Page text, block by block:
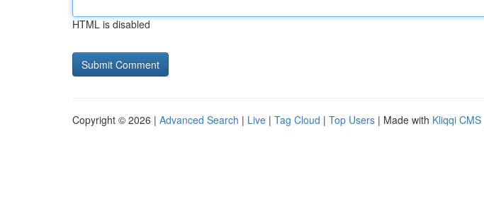
HTML is disabled
Copyright © 2026 | Advanced Search | Live | Tag Cloud | Top Users | Made with Kliqqi CMS